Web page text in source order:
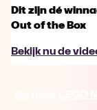
Dit zijn dé
Out of the Box
Bekijk nu de